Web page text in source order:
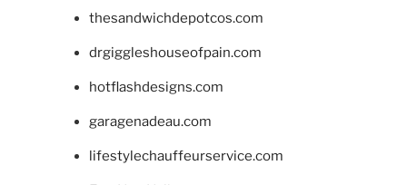
thesandwichdepotcos.com
drgiggleshouseofpain.com
hotflashdesigns.com
garagenadeau.com
lifestylechauffeurservice.com